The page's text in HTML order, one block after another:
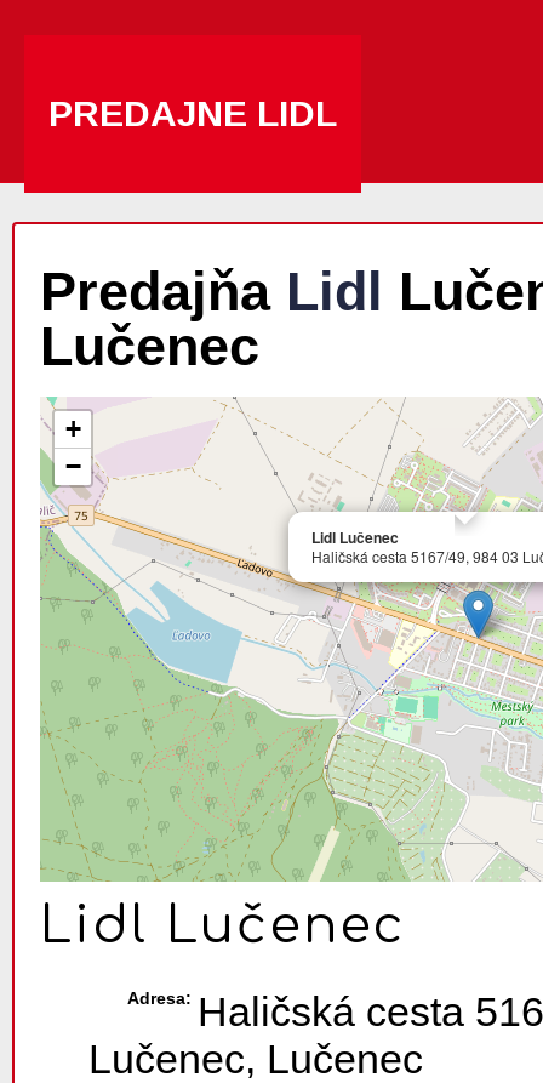
PREDAJNE LIDL
Predajňa Lidl
Lučenec
Lidl Lučenec
Haličská cesta 5167/49, 984 03
+
−
Lidl Lučenec
Adresa: Haličská cesta
Lučenec, Lučenec